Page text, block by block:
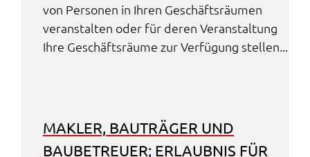
von Perso­nen in Ihren Geschäfts­räu­men
veran­stal­ten oder für deren Veran­stal­tung
Ihre Geschäfts­räu­me zur Verfü­gung stel­len...
MAKLER, BAUTRÄ­GER UND
BAUBE­TREU­ER; ERLAUB­NIS FÜR